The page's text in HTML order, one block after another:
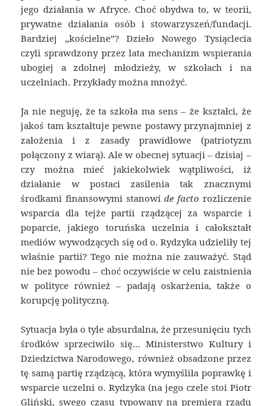
jego działania w Afryce. Choć obydwa to, w teorii,
prywatne działania osób i stowarzyszeń/fundacji.
Bardziej „kościelne”? Dzieło Nowego Tysiąclecia
czyli sprawdzony przez lata mechanizm wspierania
ubogiej a zdolnej młodzieży, w szkołach i na
uczelniach. Przykłady można mnożyć.
Ja nie neguję, że ta szkoła ma sens – że kształci, że
jakoś tam kształtuje pewne postawy przynajmniej z
założenia i z zasady prawidłowe (patriotyzm
połączony z wiarą). Ale w obecnej sytuacji – dzisiaj –
czy można mieć jakiekolwiek wątpliwości, iż
działanie w postaci zasilenia tak znacznymi
środkami finansowymi stanowide facto rozliczenie
wsparcia dla tejże partii rządzącej za wsparcie i
poparcie, jakiego toruńska uczelnia i całokształt
mediów wywodzących się od o. Rydzyka udzieliły tej
właśnie partii? Tego nie można nie zauważyć. Stąd
nie bez powodu – choć oczywiście w celu zaistnienia
w polityce również – padają oskarżenia, także o
korupcję polityczną.
Sytuacja była o tyle absurdalna, że przesunięciu tych
środków sprzeciwiło się… Ministerstwo Kultury i
Dziedzictwa Narodowego, również obsadzone przez
tę samą partię rządzącą, która wymyśliła poprawkę i
wsparcie uczelni o. Rydzyka (na jego czele stoi Piotr
Gliński, swego czasu typowany na premiera rządu